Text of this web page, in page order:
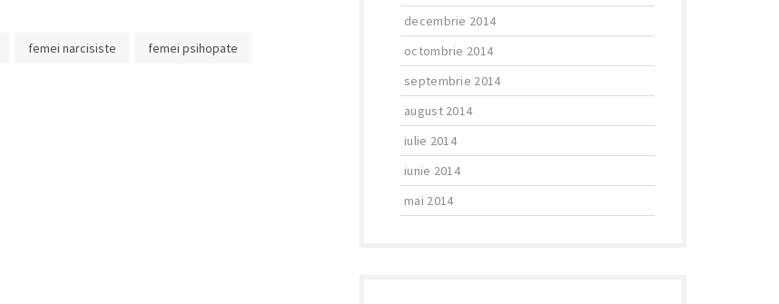
femei narcisiste femei psihopate
decembrie 2014
octombrie 2014
septembrie 2014
august 2014
iulie 2014
iunie 2014
mai 2014